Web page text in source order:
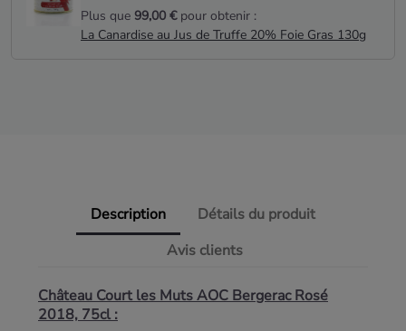
Plus que 99,00 €pour obtenir :
La Canardise au Jus de Truffe 20% Foie Gras 130g
Description
Détails du produit
Avis clients
Château Court les Muts AOC Bergerac Rosé
2018, 75cl :